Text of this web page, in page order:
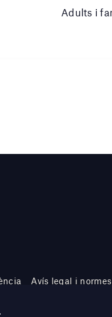
Adults i
Avís legal i normes